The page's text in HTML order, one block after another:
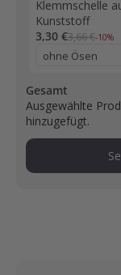
Klemmschelle
Kunststoff
3,30 €3,66 €-10%
Gesamt
Ausgewählte
hinzugefügt.